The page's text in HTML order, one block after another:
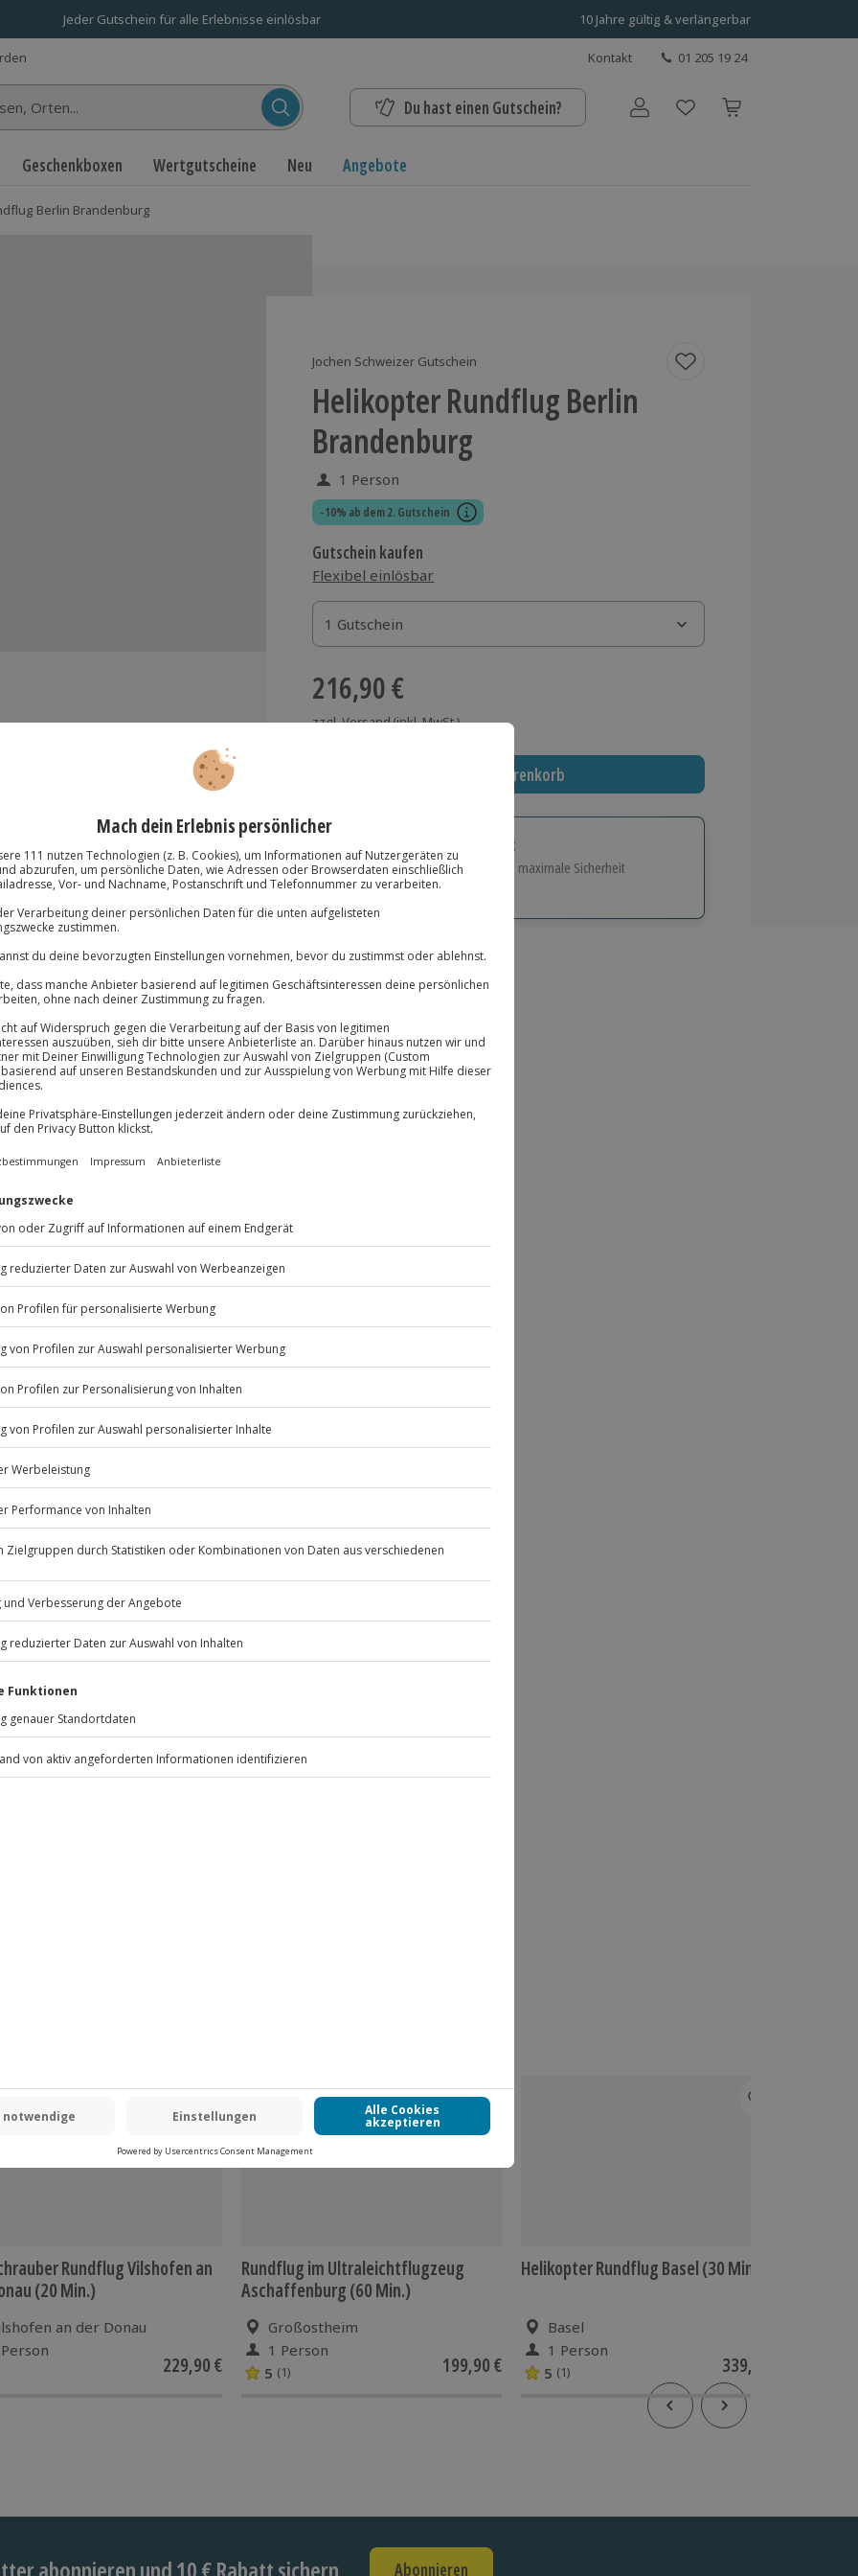
Jeder Gutschein für alle Erlebnisse einlösbar 10 Jahre gültig & verlängerbar
Kontakt 01 205 19 24
Du hast einen Gutschein? Benutzerkonto
Geschenkboxen Wertgutscheine Neu Angebote
Berlin Brandenburg
Jochen Schweizer Gutschein
Helikopter Rundflug Berlin
Brandenburg
1 Person
-10% ab dem 2. Gutschein
Gutschein kaufen
Flexibel einlösbar
1 Gutschein
1 Gutschein
1 Gutschein
216,90 €
zzgl. Versand(inkl. MwSt.)
In den Warenkorb
Immer das richtige Geschenk:
Große Auswahl, volle Flexibilität und maximale Sicherheit
Große Auswahl
Volle Flexibilität
Jeder Gutschein für alle Erlebnisse einlösbar.
Maximale Sicherheit
10 Jahre gültig & verlängerbar.
Flugplatz Strausberg
Piloten
(inklusive Starten und
und Unterschrift des Piloten
ist pure Faszination aus der
spürst du die
Check-In im GAT und einem
im modernen EC 130
dich spektakulär über Berlin
grüne Parks und das
aus urbaner Dynamik und
Am Ende wartet ein
Andenken an dein
Perspektive, die dir sonst
zu bestimmten Terminen
ein extra Ticket)
Absprache mit dem
nach dem
(Keine spitzen
ml etc.)
an Bord verantwortlich
Listenansicht
© OpenStreetMaps
Jochen SchweizerGmbH
Mühldorfstraße 8
81671 München
außer an bundesweiten
Rundflug Vilshofen an
(20 Min.)
an der Donau
229,90 €
Rundflug im Ultraleichtflugzeug
Aschaffenburg (60 Min.)
Großostheim
1 Person
5 (1) 199,90 €
Helikopter Rundflug Basel (30 Min.)
Basel
1 Person
5 (1) 339,90 €
abonnieren und 10 € Rabatt sichern Abonnieren